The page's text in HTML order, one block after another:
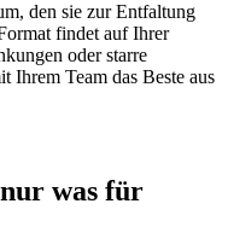
den sie zur Entfaltung
findet auf Ihrer
oder starre
Ihrem Team das Beste aus
nur was für